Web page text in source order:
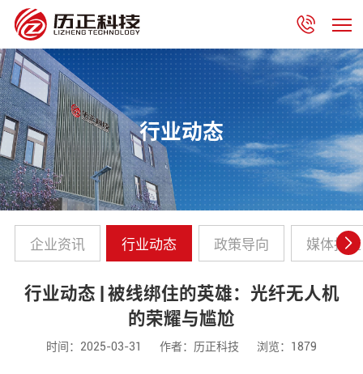
行业动态
企业资讯 行业动态 政策导向 媒体报道
行业动态 | 被线绑住的英雄：光纤无人机
的荣耀与尴尬
时间：2025-03-31 作者：历正科技 浏览：1879